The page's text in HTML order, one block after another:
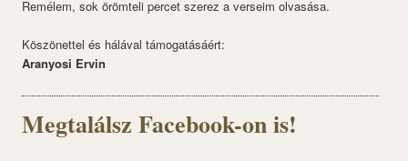
Remélem, sok örömteli percet szerez a verseim olvasása.
Köszönettel és hálával támogatásáért:
Aranyosi Ervin
Megtalálsz Facebook-on is!